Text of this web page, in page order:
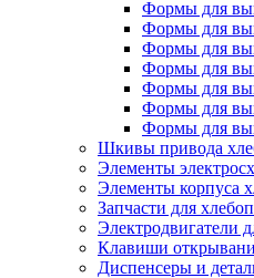
Формы для
Формы для
Формы для
Формы для
Формы для
Формы для
Формы для
Шкивы привода
Элементы
Элементы корпуса
Запчасти для
Электродвигатели
Клавиши
Диспенсеры и